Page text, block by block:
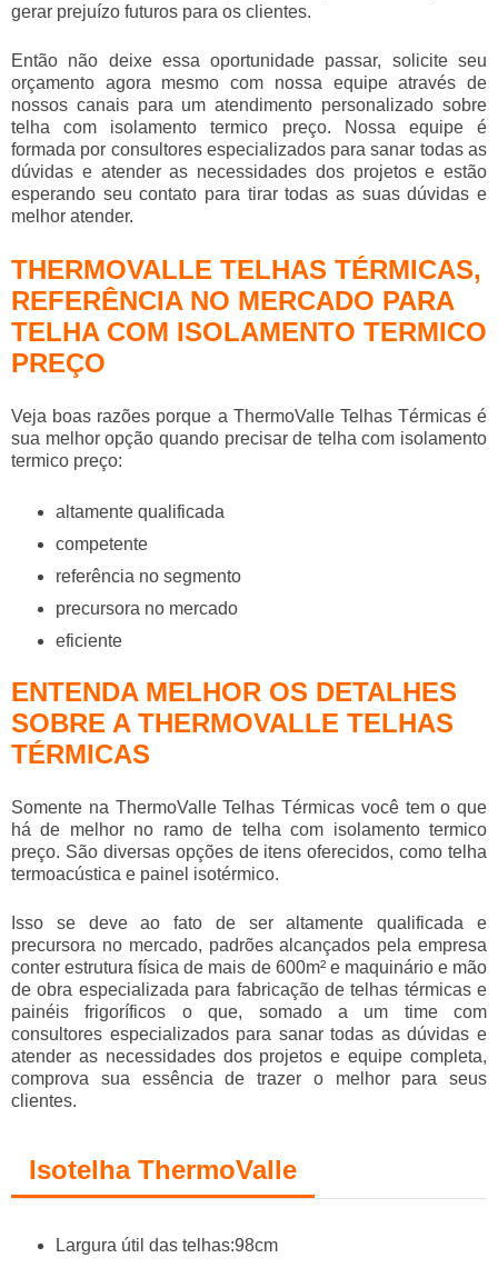
gerar prejuízo futuros para os clientes.
Então não deixe essa oportunidade passar, solicite seu
orçamento agora mesmo com nossa equipe através de
nossos canais para um atendimento personalizado sobre
telha com isolamento termico preço. Nossa equipe é
formada por consultores especializados para sanar todas as
dúvidas e atender as necessidades dos projetos e estão
esperando seu contato para tirar todas as suas dúvidas e
melhor atender.
THERMOVALLE TELHAS TÉRMICAS,
REFERÊNCIA NO MERCADO PARA
TELHA COM ISOLAMENTO TERMICO
PREÇO
Veja boas razões porque a ThermoValle Telhas Térmicas é
sua melhor opção quando precisar de telha com isolamento
termico preço:
altamente qualificada
competente
referência no segmento
precursora no mercado
eficiente
ENTENDA MELHOR OS DETALHES
SOBRE A THERMOVALLE TELHAS
TÉRMICAS
Somente na ThermoValle Telhas Térmicas você tem o que
há de melhor no ramo de telha com isolamento termico
preço. São diversas opções de itens oferecidos, como telha
termoacústica e painel isotérmico.
Isso se deve ao fato de ser altamente qualificada e
precursora no mercado, padrões alcançados pela empresa
conter estrutura física de mais de 600m² e maquinário e mão
de obra especializada para fabricação de telhas térmicas e
painéis frigoríficos o que, somado a um time com
consultores especializados para sanar todas as dúvidas e
atender as necessidades dos projetos e equipe completa,
comprova sua essência de trazer o melhor para seus
clientes.
Isotelha ThermoValle
Largura útil das telhas:98cm